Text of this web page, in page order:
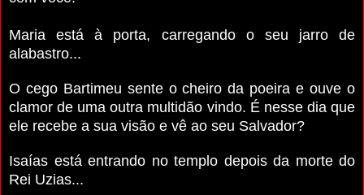
Maria está à porta, carregando o seu jarro de
alabastro...
O cego Bartimeu sente o cheiro da poeira e ouve o
clamor de uma outra multidão vindo. É nesse dia que
ele recebe a sua visão e vê ao seu Salvador?
Isaías está entrando no templo depois da morte do
Rei Uzias...